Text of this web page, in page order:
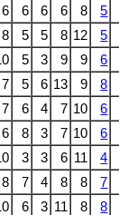
6 6 6 6 8 5
8 5 5 8 12 5
5 3 9 9 6
7 5 6 13 9 8
7 6 4 7 10 6
6 8 3 7 10 6
3 3 6 11 4
8 7 4 8 8 7
6 3 11 8 8